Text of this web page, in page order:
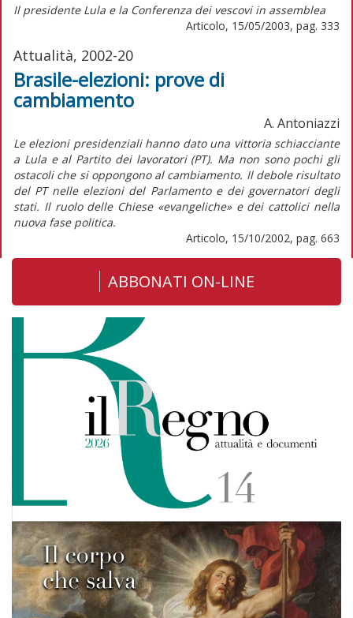
Il presidente Lula e la Conferenza dei vescovi in assemblea
Articolo, 15/05/2003, pag. 333
Attualità, 2002-20
Brasile-elezioni: prove di
cambiamento
A. Antoniazzi
Le elezioni presidenziali hanno dato una vittoria schiacciante
a Lula e al Partito dei lavoratori (PT). Ma non sono pochi gli
ostacoli che si oppongono al cambiamento. Il debole risultato
del PT nelle elezioni del Parlamento e dei governatori degli
stati. Il ruolo delle Chiese «evangeliche» e dei cattolici nella
nuova fase politica.
Articolo, 15/10/2002, pag. 663
ABBONATI ON-LINE